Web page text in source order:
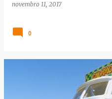
novembro 11, 2017
0